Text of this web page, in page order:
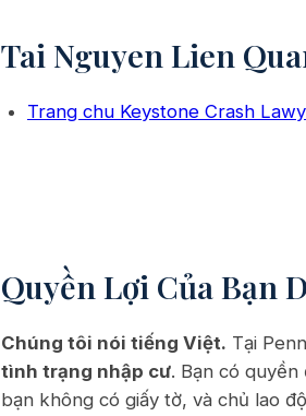
Tai Nguyen Lien
Trang chu Keystone Crash
Quyền Lợi Của Bạn
Chúng tôi nói tiếng Việt. Tại
tình trạng nhập cư. Bạn có
bạn không có giấy tờ, và chủ lao